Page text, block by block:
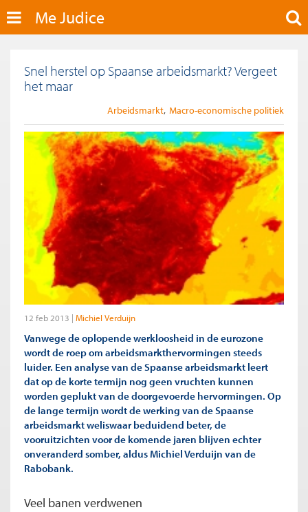
Me Judice
Snel herstel op Spaanse arbeidsmarkt? Vergeet
het maar
Arbeidsmarkt Macro-economische politiek
12 feb 2013 Michiel Verduijn
Vanwege de oplopende werkloosheid in de eurozone
wordt de roep om arbeidsmarkthervormingen steeds
luider. Een analyse van de Spaanse arbeidsmarkt leert
dat op de korte termijn nog geen vruchten kunnen
worden geplukt van de doorgevoerde hervormingen. Op
de lange termijn wordt de werking van de Spaanse
arbeidsmarkt weliswaar beduidend beter, de
vooruitzichten voor de komende jaren blijven echter
onveranderd somber, aldus Michiel Verduijn van de
Rabobank.
Veel banen verdwenen